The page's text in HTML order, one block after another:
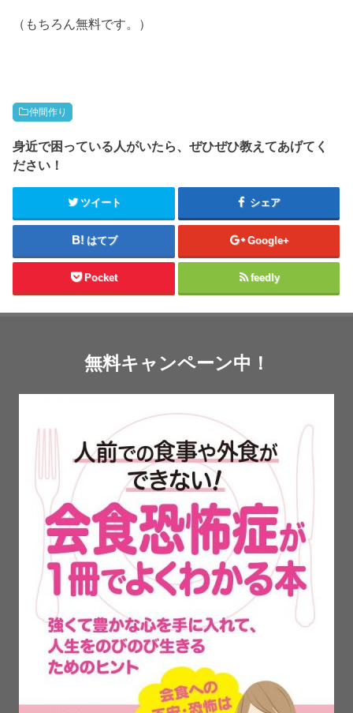
（もちろん無料です。）
仲間作り
身近で困っている人がいたら、ぜひぜひ教えてあげてく
ださい！
ツイート シェア
はてブ Google+
Pocket feedly
無料キャンペーン中！